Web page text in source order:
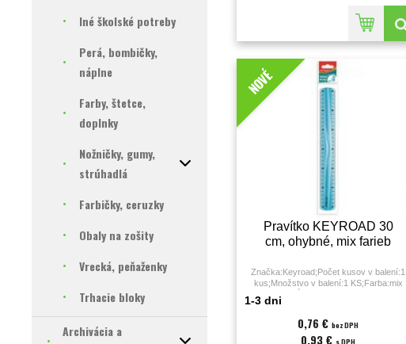
Iné školské potreby
Perá, bombičky,
náplne
Farby, štetce,
doplnky
Nožničky, gumy,
strúhadlá
Farbičky, ceruzky
Obaly na zošity
Vrecká, peňaženky
Trhacie bloky
Archivácia a
NOVÉ
Pravítko KEYROAD 30
cm, ohybné, mix farieb
Značka:Keyroad;Počet kusov v balení:1
kus;Množstvo v balení:1 KS;Farba:mix
farieb;Dĺžka:30 cm;Rozmery:30
cm;Hmotnosť:30 gramov;
1-3 dni
0,76 €bez DPH
0,93 €